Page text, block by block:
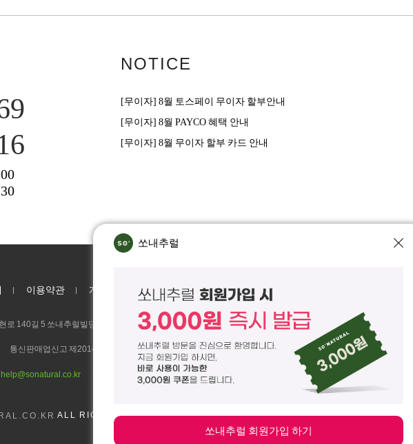
NOTICE
[무이자] 8월 토스페이 무이자 할부안내
[무이자] 8월 PAYCO 혜택 안내
[무이자] 8월 무이자 할부 카드 안내
이용약관 개인정보처리방침 회사위치
로 140길 5 쏘내추럴빌딩 (논현동 74 - 26) 대표이사 조주호
개인정보보호책임자 김옥
통신판매업신고 제2014 - 서울강남 - 03442호
help@sonatural.co.kr 제휴 마케팅 문의marketing@sonatural.co.kr
ALL RIGHT RESERVERD.
쏘내추럴
쏘내추럴 회원가입 하기